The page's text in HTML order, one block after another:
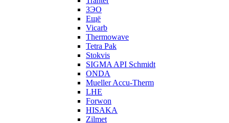
ЗЭО
Ещё
Vicarb
Thermowave
Tetra Pak
Stokvis
SIGMA API Schmidt
ONDA
Mueller Accu-Therm
LHE
Forwon
HISAKA
Zilmet